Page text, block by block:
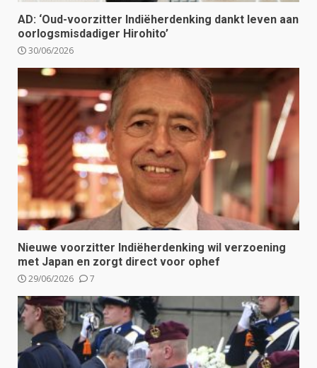
AD: ‘Oud-voorzitter Indiëherdenking dankt leven aan
oorlogsmisdadiger Hirohito’
30/06/2026
Nieuwe voorzitter Indiëherdenking wil verzoening
met Japan en zorgt direct voor ophef
29/06/2026 7